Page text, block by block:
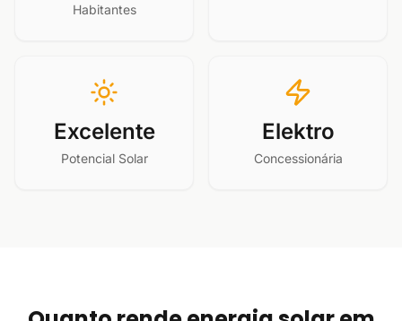
Habitantes
Excelente
Potencial Solar
Elektro
Concessionária